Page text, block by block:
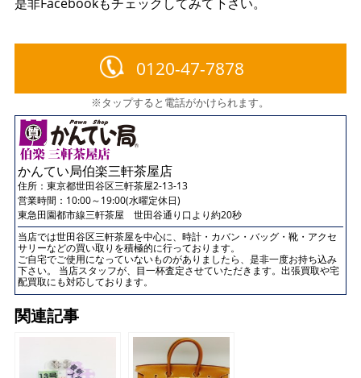
0120-47-7878
※タップすると電話がかけられます。
かんてい局伯楽三軒茶屋店
住所： 東京都世田谷区三軒茶屋2-13-13
営業時間：10:00～19:00(水曜定休日)
東急田園都市線三軒茶屋 世田谷通り口より約20秒
当店では世田谷区三軒茶屋を中心に、時計・カバン・バッグ・靴・アクセ
サリーなどの買い取りを積極的に行っております。
ご自宅でご使用になっていないものがありましたら、是非一度お持ち込み
下さい。 当店スタッフが、目一杯査定させていただきます。出張買取や宅
配買取にも対応しております。
関連記事